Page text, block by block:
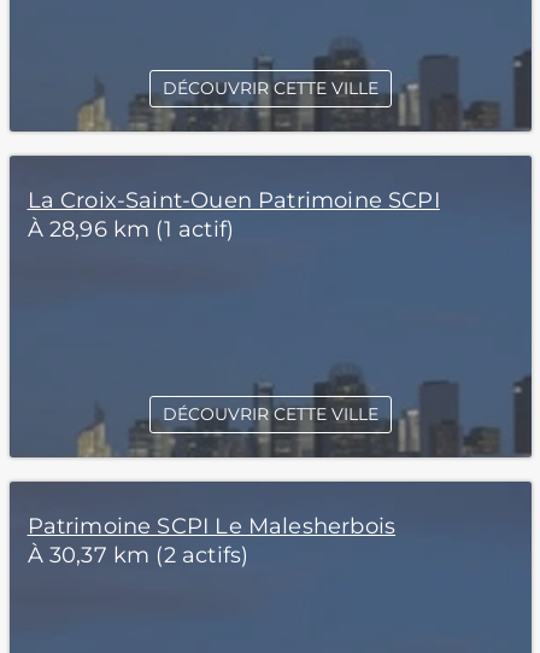
DÉCOUVRIR CETTE VILLE
La Croix-Saint-Ouen Patrimoine SCPI
À 28,96 km (1 actif)
DÉCOUVRIR CETTE VILLE
Patrimoine SCPI Le Malesherbois
À 30,37 km (2 actifs)